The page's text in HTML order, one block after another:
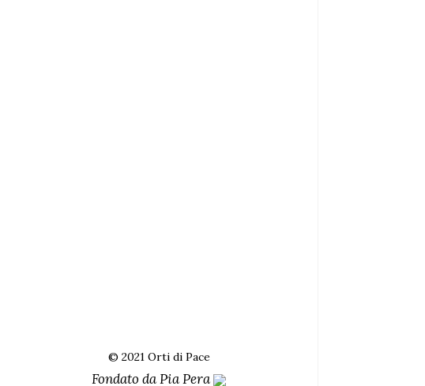
© 2021 Orti di Pace
Fondato daPia Pera